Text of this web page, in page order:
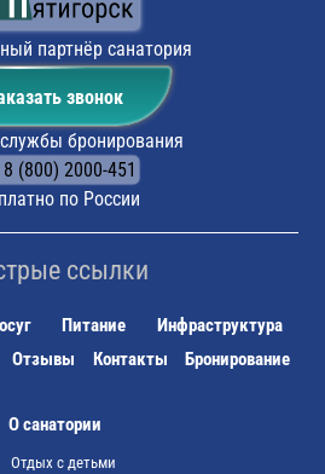
г. Пятигорска, далее на
"Лермонтовский разъезд",
партнёр санатория
звонок
бронирования
8 (800) 2000-451
по России
ссылки
Питание
Инфраструктура
Отзывы Контакты Бронирование
О санатории
Отдых с детьми